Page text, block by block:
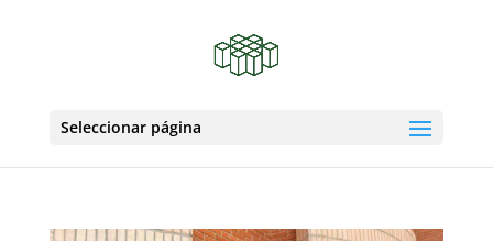
Seleccionar página